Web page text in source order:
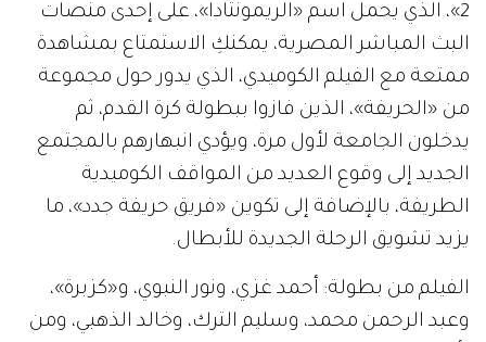
2»، الذي يحمل اسم «الريمونتادا»، على إحدى منصات
البث المباشر المصرية، يمكنكِ الاستمتاع بمشاهدة
ممتعة مع الفيلم الكوميدي، الذي يدور حول مجموعة
من «الحريفة»، الذين فازوا ببطولة كرة القدم، ثم
يدخلون الجامعة لأول مرة، ويؤدي انبهارهم بالمجتمع
الجديد إلى وقوع العديد من المواقف الكوميدية
الطريفة، بالإضافة إلى تكوين «فريق حريفة جدد»، ما
يزيد تشويق الرحلة الجديدة للأبطال.
الفيلم من بطولة: أحمد غزي، ونور النبوي، و«كزبرة»،
وعبد الرحمن محمد، وسليم الترك، وخالد الذهبي، ومن